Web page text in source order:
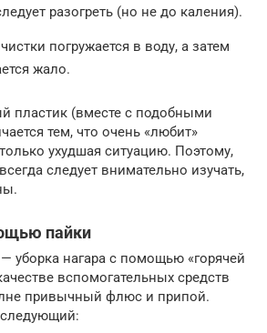
разогреть (но не до каления).
погружается в воду, а затем
жало.
пластик (вместе с подобными
тем, что очень «любит»
ухудшая ситуацию. Поэтому,
следует внимательно изучать,
пайки
уборка нагара с помощью «горячей
вспомогательных средств
привычный флюс и припой.